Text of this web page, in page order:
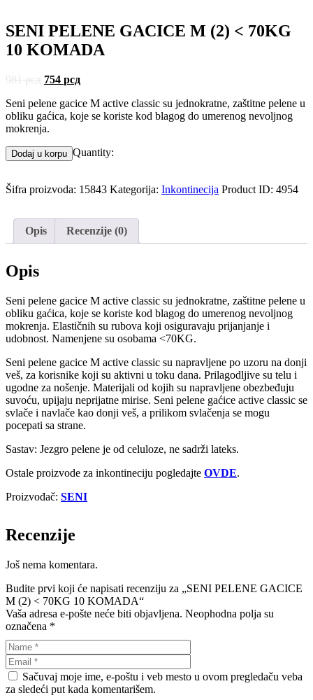
SENI PELENE GACICE M (2) < 70KG
10 KOMADA
981рсд 754 рсд
Seni pelene gacice M active classic su jednokratne, zaštitne pelene u
obliku gaćica, koje se koriste kod blagog do umerenog nevoljnog
mokrenja.
Quantity:
Dodaj u korpu
Šifra proizvoda: 15843 Kategorija: Inkontinecija Product ID: 4954
Opis Recenzije (0)
Opis
Seni pelene gacice M active classic su jednokratne, zaštitne pelene u
obliku gaćica, koje se koriste kod blagog do umerenog nevoljnog
mokrenja. Elastičnih su rubova koji osiguravaju prijanjanje i
udobnost. Namenjene su osobama <70KG.
Seni pelene gacice M active classic su napravljene po uzoru na donji
veš, za korisnike koji su aktivni u toku dana. Prilagodljive su telu i
ugodne za nošenje. Materijali od kojih su napravljene obezbeđuju
suvoću, upijaju neprijatne mirise. Seni pelene gaćice active classic se
svlače i navlače kao donji veš, a prilikom svlačenja se mogu
pocepati sa strane.
Sastav: Jezgro pelene je od celuloze, ne sadrži lateks.
Ostale proizvode za inkontineciju pogledajte OVDE.
Proizvođač: SENI
Recenzije
Još nema komentara.
Budite prvi koji će napisati recenziju za „SENI PELENE GACICE
M (2) < 70KG 10 KOMADA“
Vaša adresa e-pošte neće biti objavljena. Neophodna polja su
označena *
Sačuvaj moje ime, e-poštu i veb mesto u ovom pregledaču veba
za sledeći put kada komentarišem.